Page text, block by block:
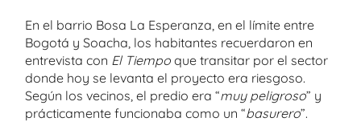
En el barrio Bosa La Esperanza, en el límite entre
Bogotá y Soacha, los habitantes recuerdaron en
entrevista con El Tiempo que transitar por el sector
donde hoy se levanta el proyecto era riesgoso.
Según los vecinos, el predio era “muy peligroso” y
prácticamente funcionaba como un “basurero”.